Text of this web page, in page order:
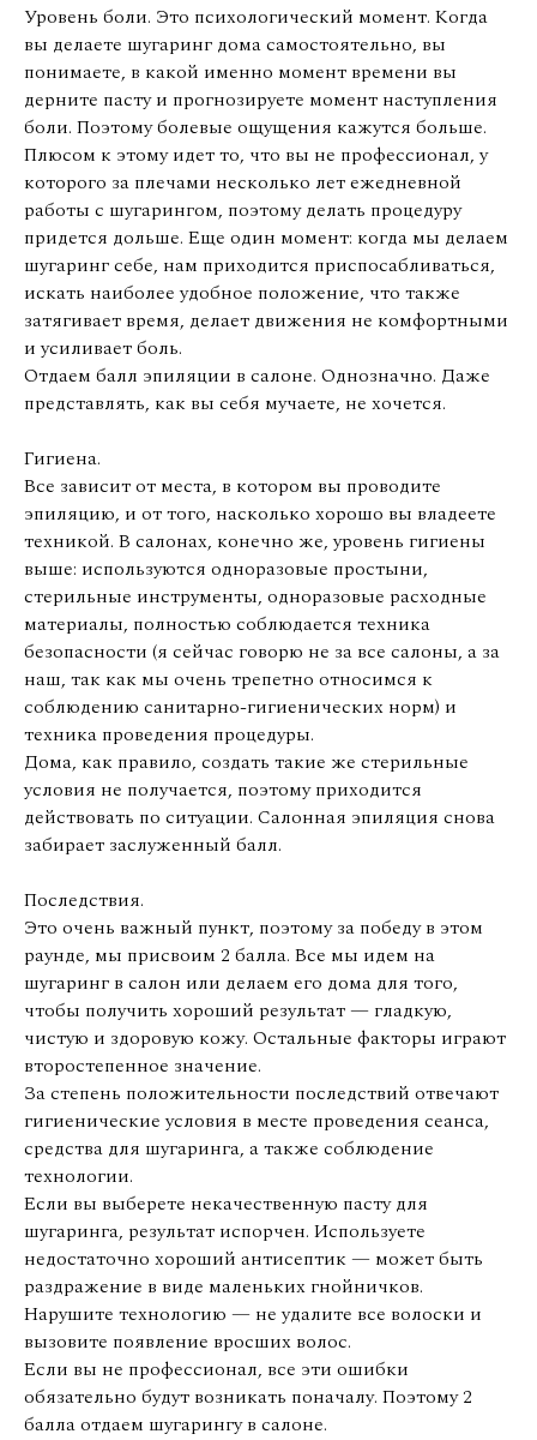
Уровень боли. Это психологический момент. Когда
вы делаете шугаринг дома самостоятельно, вы
понимаете, в какой именно момент времени вы
дерните пасту и прогнозируете момент наступления
боли. Поэтому болевые ощущения кажутся больше.
Плюсом к этому идет то, что вы не профессионал, у
которого за плечами несколько лет ежедневной
работы с шугарингом, поэтому делать процедуру
придется дольше. Еще один момент: когда мы делаем
шугаринг себе, нам приходится приспосабливаться,
искать наиболее удобное положение, что также
затягивает время, делает движения не комфортными
и усиливает боль.
Отдаем балл эпиляции в салоне. Однозначно. Даже
представлять, как вы себя мучаете, не хочется.
Гигиена.
Все зависит от места, в котором вы проводите
эпиляцию, и от того, насколько хорошо вы владеете
техникой. В салонах, конечно же, уровень гигиены
выше: используются одноразовые простыни,
стерильные инструменты, одноразовые расходные
материалы, полностью соблюдается техника
безопасности (я сейчас говорю не за все салоны, а за
наш, так как мы очень трепетно относимся к
соблюдению санитарно-гигиенических норм) и
техника проведения процедуры.
Дома, как правило, создать такие же стерильные
условия не получается, поэтому приходится
действовать по ситуации. Салонная эпиляция снова
забирает заслуженный балл.
Последствия.
Это очень важный пункт, поэтому за победу в этом
раунде, мы присвоим 2 балла. Все мы идем на
шугаринг в салон или делаем его дома для того,
чтобы получить хороший результат — гладкую,
чистую и здоровую кожу. Остальные факторы играют
второстепенное значение.
За степень положительности последствий отвечают
гигиенические условия в месте проведения сеанса,
средства для шугаринга, а также соблюдение
технологии.
Если вы выберете некачественную пасту для
шугаринга, результат испорчен. Используете
недостаточно хороший антисептик — может быть
раздражение в виде маленьких гнойничков.
Нарушите технологию — не удалите все волоски и
вызовите появление вросших волос.
Если вы не профессионал, все эти ошибки
обязательно будут возникать поначалу. Поэтому 2
балла отдаем шугарингу в салоне.